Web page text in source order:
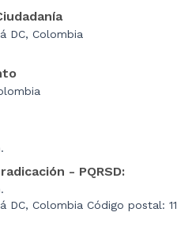
DC, Colombia
- PQRSD:
DC, Colombia Código postal: